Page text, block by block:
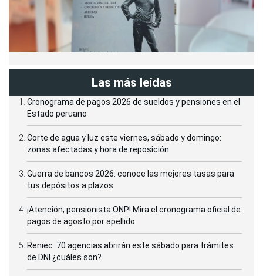
Las más leídas
Cronograma de pagos 2026 de sueldos y pensiones en el
Estado peruano
Corte de agua y luz este viernes, sábado y domingo:
zonas afectadas y hora de reposición
Guerra de bancos 2026: conoce las mejores tasas para
tus depósitos a plazos
¡Atención, pensionista ONP! Mira el cronograma oficial de
pagos de agosto por apellido
Reniec: 70 agencias abrirán este sábado para trámites
de DNI ¿cuáles son?